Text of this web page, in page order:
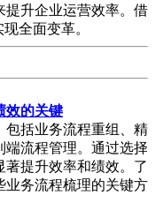
提升企业运营效率。借
全面变革。
效的关键
包括业务流程重组、精
流程管理。通过选择
提升效率和绩效。了
业务流程梳理的关键方